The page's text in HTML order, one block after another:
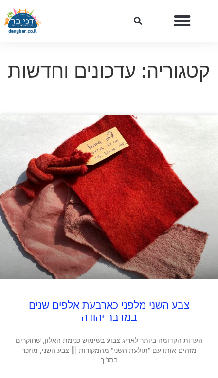
קטגוריה: עדכונים וחדשות
צבע השני מלפני כארבעת אלפים שנים
במדבר יהודה
העדות הקדומה ביותר לאריג צבוע בשימוש כנימת האלון, שחוקרים
מזהים אותו עם "תולעת השני" מהמקורות ||| צבע השני, מוזכר
בתנ"ך